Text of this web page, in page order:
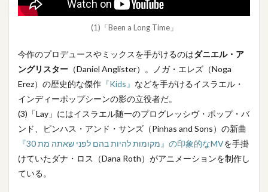
(1)「Been a Long Time」
今作のプロデュースやミックスを手がけるのはダニエル・ア
ングリスター （Daniel Anglister）。ノガ・エレズ（Noga
Erez）の歴史的な傑作 『Kids』 などを手がけるイスラエル・
インディーポップシーンの影の立役者だ。
(3)「Lay」にはイスラエル随一のプログレッシヴ・ポップ・バ
ンド、ピンハス・アンド・サンズ（Pinhas and Sons）の新曲
『30 מקומות להיות בהם לפני שאתה מת』の印象的なMVを手掛
けていたダナ・ロス（Dana Roth）がアニメーションを制作し
ている。